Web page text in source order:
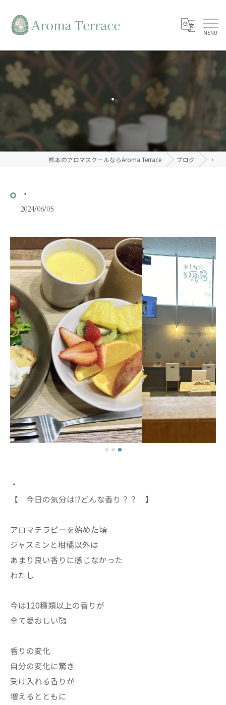
・
熊本のアロマスクールならAroma Terrace ブログ ・
・
2024/06/05
・
【 今日の気分は⁉️どんな香り？？ 】
アロマテラピーを始めた頃
ジャスミンと柑橘以外は
あまり良い香りに感じなかった
わたし
今は120種類以上の香りが
全て愛おしい🥰
香りの変化
自分の変化に驚き
受け入れる香りが
増えるとともに